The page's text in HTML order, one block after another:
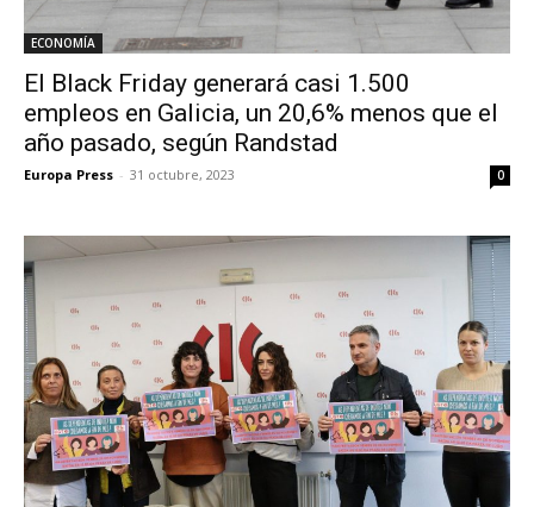
ECONOMÍA
El Black Friday generará casi 1.500
empleos en Galicia, un 20,6% menos que el
año pasado, según Randstad
Europa Press - 31 octubre, 2023 0